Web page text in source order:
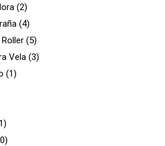
2
4
5
Vela 3
1
1
0